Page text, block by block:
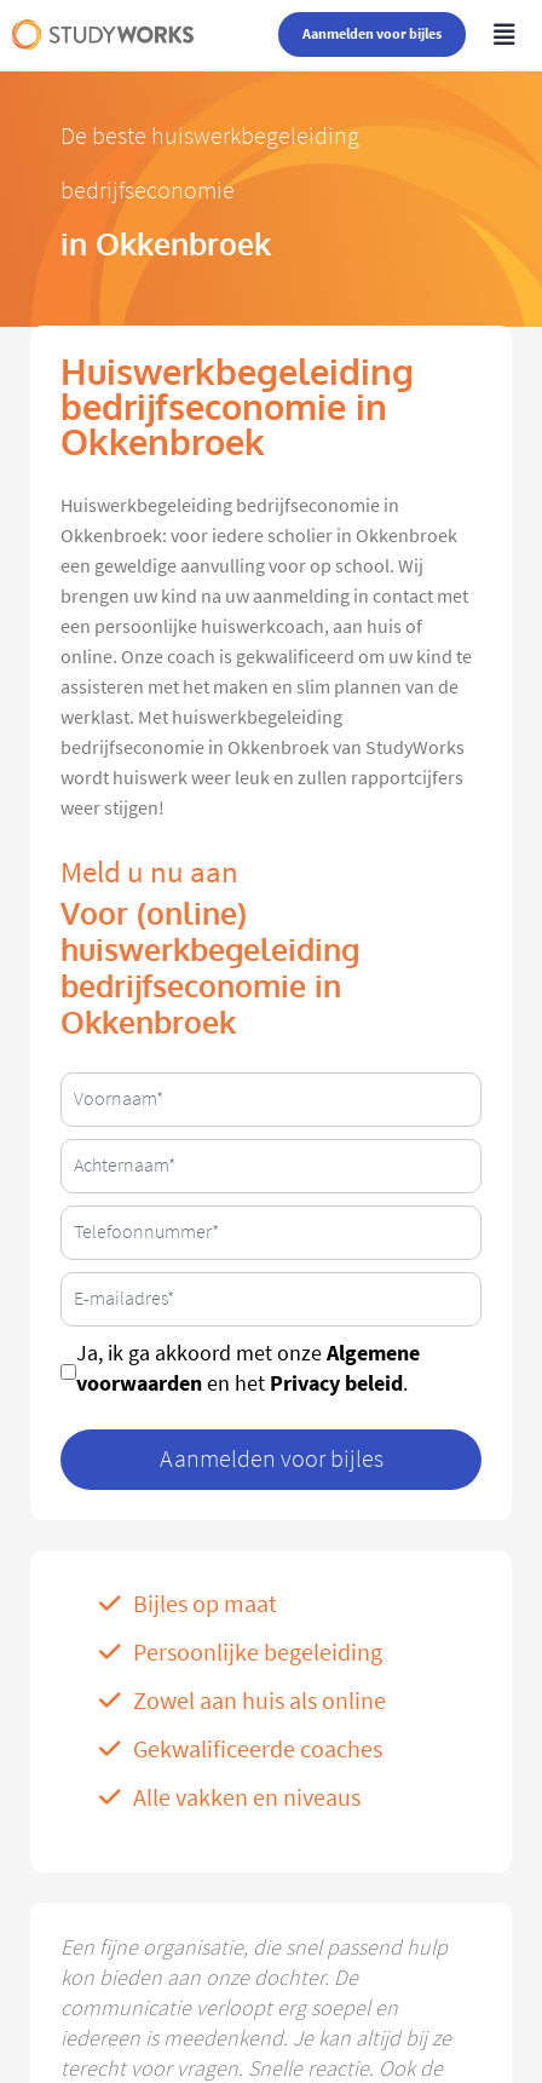
Aanmelden voor bijles
De beste huiswerkbegeleiding
bedrijfseconomie
in Okkenbroek
Huiswerkbegeleiding
bedrijfseconomie in
Okkenbroek
Huiswerkbegeleiding bedrijfseconomie in
Okkenbroek: voor iedere scholier in Okkenbroek
een geweldige aanvulling voor op school. Wij
brengen uw kind na uw aanmelding in contact met
een persoonlijke huiswerkcoach, aan huis of
online. Onze coach is gekwalificeerd om uw kind te
assisteren met het maken en slim plannen van de
werklast. Met huiswerkbegeleiding
bedrijfseconomie in Okkenbroek van StudyWorks
wordt huiswerk weer leuk en zullen rapportcijfers
weer stijgen!
Meld u nu aan
Voor (online)
huiswerkbegeleiding
bedrijfseconomie in
Okkenbroek
Ja, ik ga akkoord met onzeAlgemene
voorwaardenen het Privacy beleid.
Aanmelden voor bijles
Bijles op maat
Persoonlijke begeleiding
Zowel aan huis als online
Gekwalificeerde coaches
Alle vakken en niveaus
Een fijne organisatie, die snel passend hulp
kon bieden aan onze dochter. De
communicatie verloopt erg soepel en
iedereen is meedenkend. Je kan altijd bij ze
terecht voor vragen. Snelle reactie. Ook de